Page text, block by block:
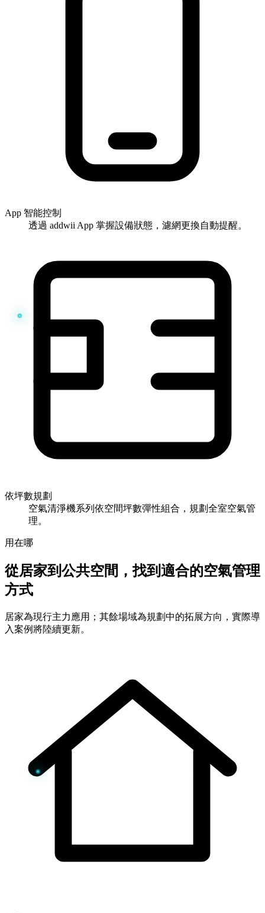
App 智能控制
透過 addwii App 掌握設備狀態，濾網更換自動提醒。
依坪數規劃
空氣清淨機系列依空間坪數彈性組合，規劃全室空氣管
理。
用在哪
從居家到公共空間，找到適合的空氣管理
方式
居家為現行主力應用；其餘場域為規劃中的拓展方向，實際導
入案例將陸續更新。